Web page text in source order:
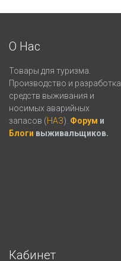
О Нас
Товары для туризма.
Производство и разработка
средств выживания и
носимых аварийных
запасов (НАЗ). Форум и
Блоги выживальщиков.
Кабинет